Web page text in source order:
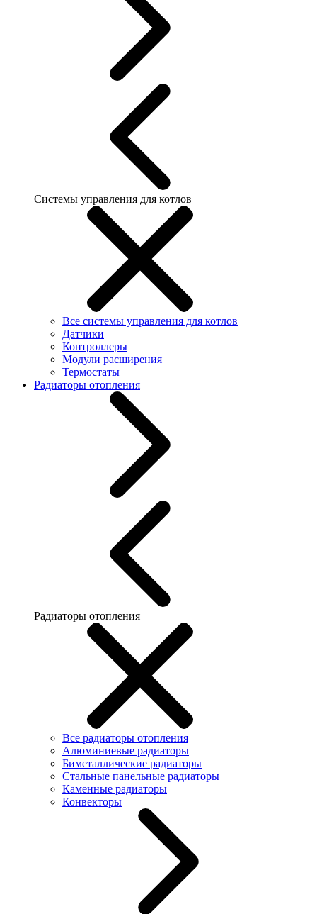
Системы управления для котлов
Все системы управления для котлов
Датчики
Контроллеры
Модули расширения
Термостаты
Радиаторы отопления
Радиаторы отопления
Все радиаторы отопления
Алюминиевые радиаторы
Биметаллические радиаторы
Стальные панельные радиаторы
Каменные радиаторы
Конвекторы